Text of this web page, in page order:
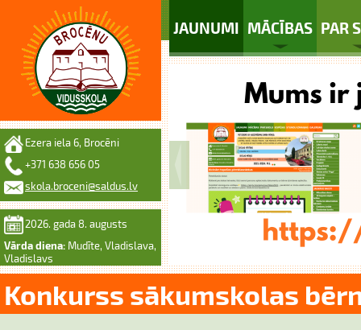
JAUNUMI MĀCĪBAS PAR
Ezera iela 6, Brocēni
+371 638 656 05
skola.broceni@saldus.lv
2026. gada 8. augusts
Vārda diena: Mudīte, Vladislava,
Vladislavs
Konkurss sākumskolas